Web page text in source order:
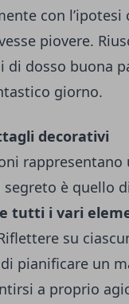
con l’ipotesi
piovere.
dosso buona
giorno.
decorativi
è quello
tutti i vari
su
pianificare un
a proprio